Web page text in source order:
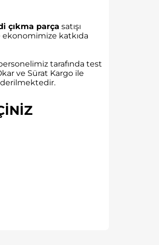
çıkma parça satışı
ekonomimize katkıda
tarafında test
ve Sürat Kargo ile